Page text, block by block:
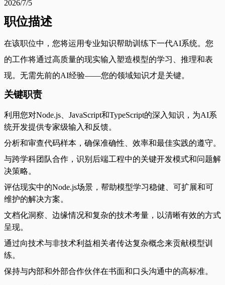
2026/7/5
职位描述
在该职位中，您将运用专业知识帮助训练下一代AI系统。您
的工作将通过高质量的现实输入塑造模型的学习、推理和表
现。无需先前的AI经验——您的领域知识才是关键。
关键职责
利用您对Node.js、JavaScript和TypeScript的深入知识，为AI系
统开发提供专家级输入和反馈。
分析和审查代码样本，确保准确性、效率和最佳实践的遵守。
与跨学科团队合作，识别后端工程中的关键开发模式和问题解
决策略。
评估现实中的Node.js场景，帮助模型学习稳健、可扩展和可
维护的解决方案。
文档化洞察、边缘情况和复杂的技术考量，以清晰有效的方式
呈现。
通过向技术与非技术利益相关者传达复杂概念来贡献模型训
练。
保持与内部和外部合作伙伴在书面和口头沟通中的高标准。